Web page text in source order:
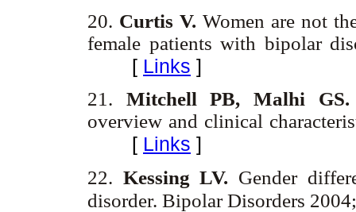
20. Curtis V. Women are not
female patients with bipolar
[ Links ]
21. Mitchell PB, Malhi
overview and clinical
[ Links ]
22. Kessing LV. Gender
disorder. Bipolar Disorders